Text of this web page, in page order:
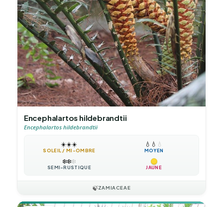
Encephalartos hildebrandtii
Encephalartos hildebrandtii
☀️☀️☀️
SOLEIL / MI-OMBRE
💧 💧 💧
MOYEN
❄️❄️❄️
SEMI-RUSTIQUE JAUNE
🍃ZAMIACEAE